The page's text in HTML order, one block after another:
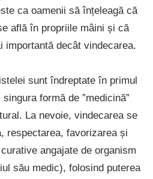
ca oamenii să înțeleagă că
află în propriile mâini și că
importantă decât vindecarea.
sunt îndreptate în primul
formă de ”medicină”
La nevoie, vindecarea se
respectarea, favorizarea și
angajate de organism
său medic), folosind puterea